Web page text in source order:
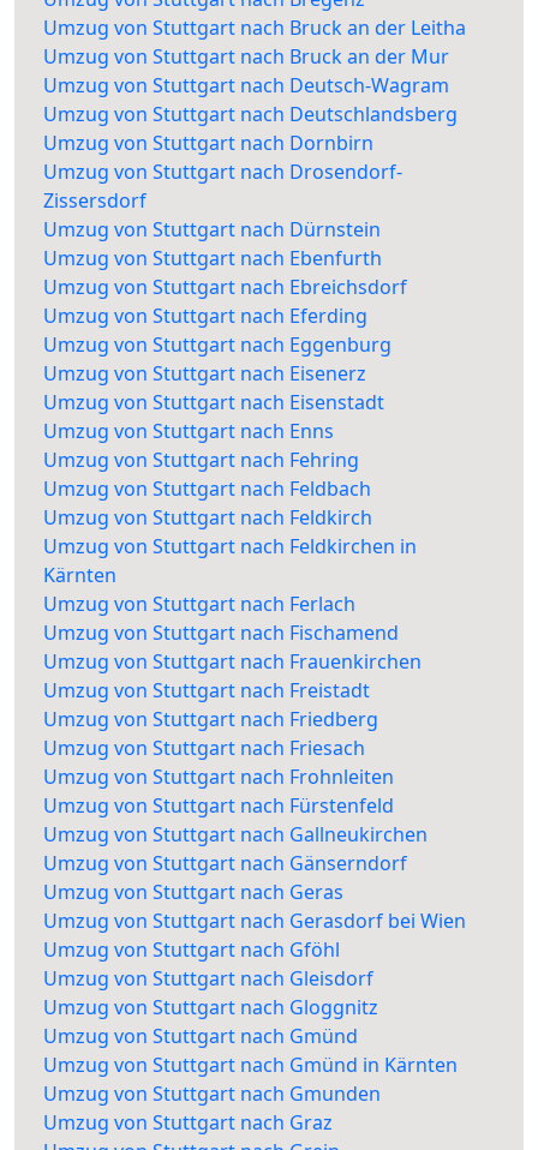
Umzug von Stuttgart nach Bruck an der Leitha
Umzug von Stuttgart nach Bruck an der Mur
Umzug von Stuttgart nach Deutsch-Wagram
Umzug von Stuttgart nach Deutschlandsberg
Umzug von Stuttgart nach Dornbirn
Umzug von Stuttgart nach Drosendorf-
Zissersdorf
Umzug von Stuttgart nach Dürnstein
Umzug von Stuttgart nach Ebenfurth
Umzug von Stuttgart nach Ebreichsdorf
Umzug von Stuttgart nach Eferding
Umzug von Stuttgart nach Eggenburg
Umzug von Stuttgart nach Eisenerz
Umzug von Stuttgart nach Eisenstadt
Umzug von Stuttgart nach Enns
Umzug von Stuttgart nach Fehring
Umzug von Stuttgart nach Feldbach
Umzug von Stuttgart nach Feldkirch
Umzug von Stuttgart nach Feldkirchen in
Kärnten
Umzug von Stuttgart nach Ferlach
Umzug von Stuttgart nach Fischamend
Umzug von Stuttgart nach Frauenkirchen
Umzug von Stuttgart nach Freistadt
Umzug von Stuttgart nach Friedberg
Umzug von Stuttgart nach Friesach
Umzug von Stuttgart nach Frohnleiten
Umzug von Stuttgart nach Fürstenfeld
Umzug von Stuttgart nach Gallneukirchen
Umzug von Stuttgart nach Gänserndorf
Umzug von Stuttgart nach Geras
Umzug von Stuttgart nach Gerasdorf bei Wien
Umzug von Stuttgart nach Gföhl
Umzug von Stuttgart nach Gleisdorf
Umzug von Stuttgart nach Gloggnitz
Umzug von Stuttgart nach Gmünd
Umzug von Stuttgart nach Gmünd in Kärnten
Umzug von Stuttgart nach Gmunden
Umzug von Stuttgart nach Graz